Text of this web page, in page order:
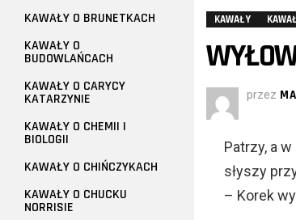
KAWAŁY
przez
Patrzy, a
słyszy
– Korek
KAWAŁY O BRUNETKACH
KAWAŁY O
BUDOWLAŃCACH
KAWAŁY O CARYCY
KATARZYNIE
KAWAŁY O CHEMII I
BIOLOGII
KAWAŁY O CHIŃCZYKACH
KAWAŁY O CHUCKU
NORRISIE